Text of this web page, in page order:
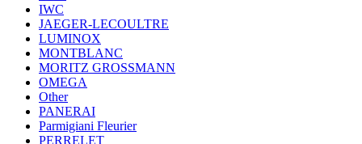
IWC
JAEGER-LECOULTRE
LUMINOX
MONTBLANC
MORITZ GROSSMANN
OMEGA
Other
PANERAI
Parmigiani Fleurier
PERRELET